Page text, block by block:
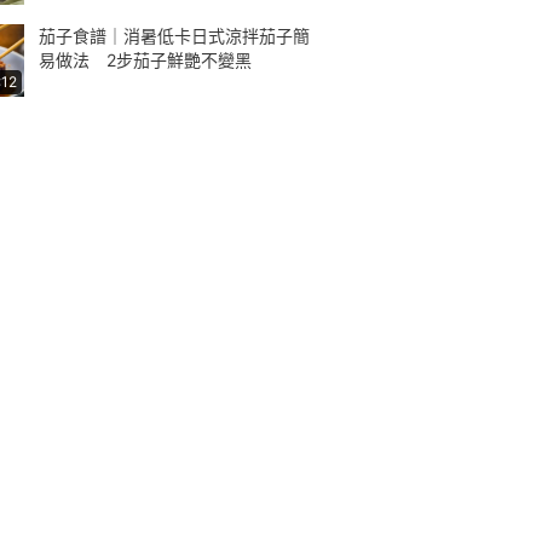
茄子食譜｜消暑低卡日式涼拌茄子簡
易做法 2步茄子鮮艷不變黑